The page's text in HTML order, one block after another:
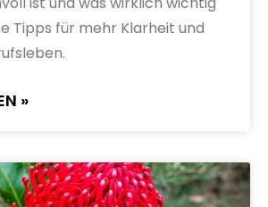
Tipps für mehr Klarheit und
»